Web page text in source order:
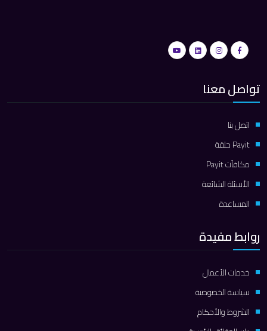
تواصل معنا
اتصل بنا
Payit حلقة
مكافآت Payit
الأسئلة الشائعة
المساعدة
روابط مفيدة
خدمات الأعمال
سياسة الخصوصية
الشروط والأحكام